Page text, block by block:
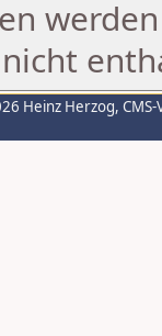
Heinz Herzog,